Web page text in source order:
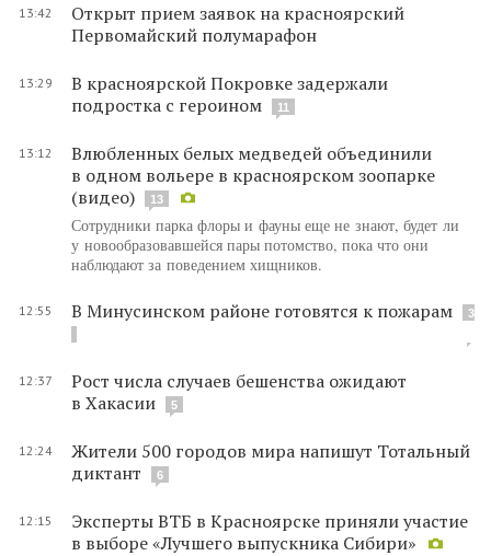
13:42
Открыт прием заявок на красноярский
Первомайский полумарафон
13:29
В красноярской Покровке задержали
подростка с героином
11
13:12
Влюбленных белых медведей объединили
в одном вольере в красноярском зоопарке
(видео)
13
Сотрудники парка флоры и фауны еще не знают, будет ли
у новообразовавшейся пары потомство, пока что они
наблюдают за поведением хищников.
12:55 В Минусинском районе готовятся к пожарам 3
12:37
Рост числа случаев бешенства ожидают
в Хакасии
5
12:24
Жители 500 городов мира напишут Тотальный
диктант
6
12:15
Эксперты ВТБ в Красноярске приняли участие
в выборе «Лучшего выпускника Сибири»